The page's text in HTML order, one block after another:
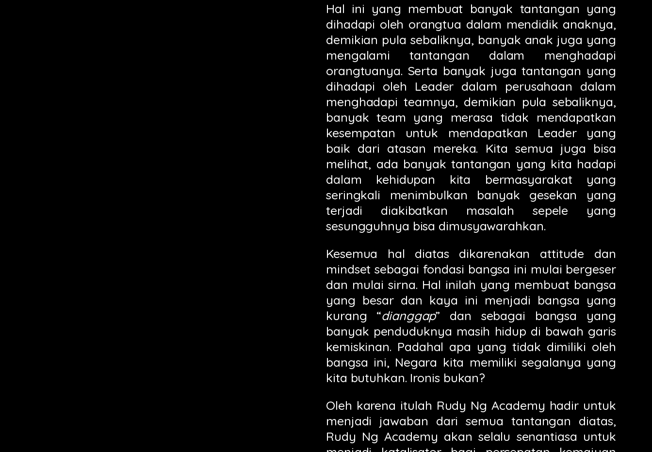
Hal ini yang membuat banyak tantangan yang
dihadapi oleh orangtua dalam mendidik anaknya,
demikian pula sebaliknya, banyak anak juga yang
mengalami tantangan dalam menghadapi
orangtuanya. Serta banyak juga tantangan yang
dihadapi oleh Leader dalam perusahaan dalam
menghadapi teamnya, demikian pula sebaliknya,
banyak team yang merasa tidak mendapatkan
kesempatan untuk mendapatkan Leader yang
baik dari atasan mereka. Kita semua juga bisa
melihat, ada banyak tantangan yang kita hadapi
dalam kehidupan kita bermasyarakat yang
seringkali menimbulkan banyak gesekan yang
terjadi diakibatkan masalah sepele yang
sesungguhnya bisa dimusyawarahkan.
Kesemua hal diatas dikarenakan attitude dan
mindset sebagai fondasi bangsa ini mulai bergeser
dan mulai sirna. Hal inilah yang membuat bangsa
yang besar dan kaya ini menjadi bangsa yang
kurang “dianggap” dan sebagai bangsa yang
banyak penduduknya masih hidup di bawah garis
kemiskinan. Padahal apa yang tidak dimiliki oleh
bangsa ini, Negara kita memiliki segalanya yang
kita butuhkan. Ironis bukan?
Oleh karena itulah Rudy Ng Academy hadir untuk
menjadi jawaban dari semua tantangan diatas,
Rudy Ng Academy akan selalu senantiasa untuk